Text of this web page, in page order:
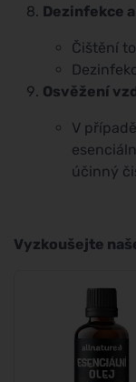
Dezinfekce
Čištění
Osvěžení
V
účinný
Vyzkoušejte